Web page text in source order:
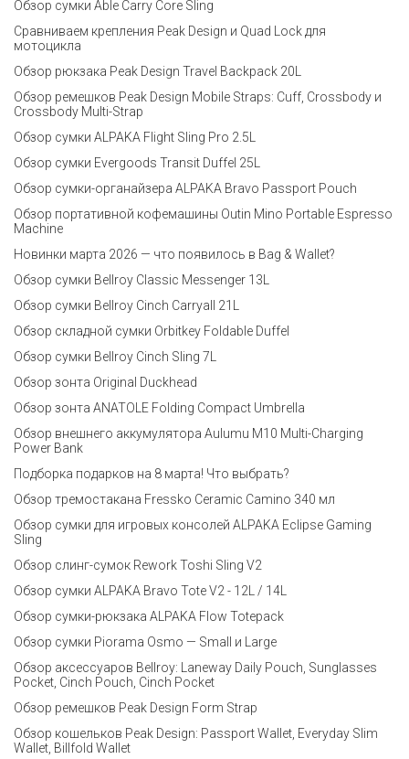
Обзор сумки Able Carry Core Sling
Сравниваем крепления Peak Design и Quad Lock для
мотоцикла
Обзор рюкзака Peak Design Travel Backpack 20L
Обзор ремешков Peak Design Mobile Straps: Cuff, Crossbody и
Crossbody Multi-Strap
Обзор сумки ALPAKA Flight Sling Pro 2.5L
Обзор сумки Evergoods Transit Duffel 25L
Обзор сумки-органайзера ALPAKA Bravo Passport Pouch
Обзор портативной кофемашины Outin Mino Portable Espresso
Machine
Новинки марта 2026 — что появилось в Bag & Wallet?
Обзор сумки Bellroy Classic Messenger 13L
Обзор сумки Bellroy Cinch Carryall 21L
Обзор складной сумки Orbitkey Foldable Duffel
Обзор сумки Bellroy Cinch Sling 7L
Обзор зонта Original Duckhead
Обзор зонта ANATOLE Folding Compact Umbrella
Обзор внешнего аккумулятора Aulumu M10 Multi-Charging
Power Bank
Подборка подарков на 8 марта! Что выбрать?
Обзор тремостакана Fressko Ceramic Camino 340 мл
Обзор сумки для игровых консолей ALPAKA Eclipse Gaming
Sling
Обзор слинг-сумок Rework Toshi Sling V2
Обзор сумки ALPAKA Bravo Tote V2 - 12L / 14L
Обзор сумки-рюкзака ALPAKA Flow Totepack
Обзор сумки Piorama Osmo — Small и Large
Обзор аксессуаров Bellroy: Laneway Daily Pouch, Sunglasses
Pocket, Cinch Pouch, Cinch Pocket
Обзор ремешков Peak Design Form Strap
Обзор кошельков Peak Design: Passport Wallet, Everyday Slim
Wallet, Billfold Wallet